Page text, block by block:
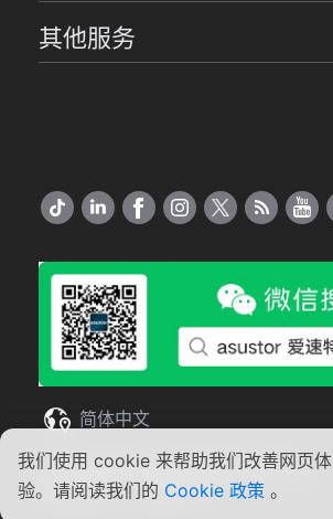
我们使用 cookie 来帮助我们改善网页体
验。请阅读我们的 Cookie 政策 。
其他服务
简体中文
Copyright ©2026 ASUSTOR Inc.
使用条款 | 隐私声明